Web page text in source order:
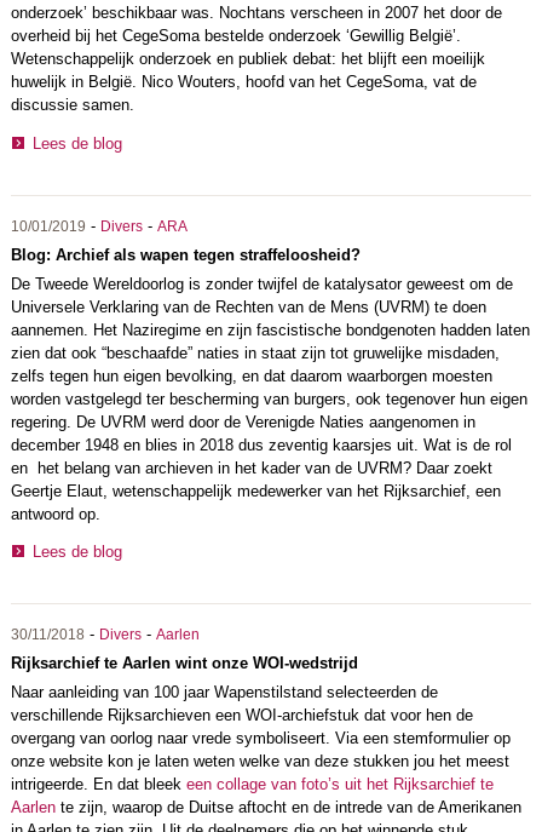
onderzoek’ beschikbaar was. Nochtans verscheen in 2007 het door de
overheid bij het CegeSoma bestelde onderzoek ‘Gewillig België’.
Wetenschappelijk onderzoek en publiek debat: het blijft een moeilijk
huwelijk in België. Nico Wouters, hoofd van het CegeSoma, vat de
discussie samen.
Lees de blog
10/01/2019 - Divers- ARA
Blog: Archief als wapen tegen straffeloosheid?
De Tweede Wereldoorlog is zonder twijfel de katalysator geweest om de
Universele Verklaring van de Rechten van de Mens (UVRM) te doen
aannemen. Het Naziregime en zijn fascistische bondgenoten hadden laten
zien dat ook “beschaafde” naties in staat zijn tot gruwelijke misdaden,
zelfs tegen hun eigen bevolking, en dat daarom waarborgen moesten
worden vastgelegd ter bescherming van burgers, ook tegenover hun eigen
regering. De UVRM werd door de Verenigde Naties aangenomen in
december 1948 en blies in 2018 dus zeventig kaarsjes uit. Wat is de rol
en het belang van archieven in het kader van de UVRM? Daar zoekt
Geertje Elaut, wetenschappelijk medewerker van het Rijksarchief, een
antwoord op.
Lees de blog
30/11/2018 - Divers- Aarlen
Rijksarchief te Aarlen wint onze WOI-wedstrijd
Naar aanleiding van 100 jaar Wapenstilstand selecteerden de
verschillende Rijksarchieven een WOI-archiefstuk dat voor hen de
overgang van oorlog naar vrede symboliseert. Via een stemformulier op
onze website kon je laten weten welke van deze stukken jou het meest
intrigeerde. En dat bleek een collage van foto’s uit het Rijksarchief te
Aarlente zijn, waarop de Duitse aftocht en de intrede van de Amerikanen